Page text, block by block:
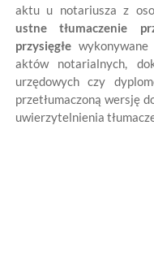
aktu u notariusza z
ustne
tłumaczenie
przysięgłewykonywane
aktów notarialnych,
urzędowych czy
przetłumaczoną wersję
uwierzytelnienia